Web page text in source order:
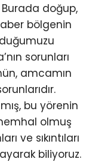
doğup,
bölgenin
sorunları
amcamın
bu yörenin
olmuş
ve sıkıntıları
biliyoruz.